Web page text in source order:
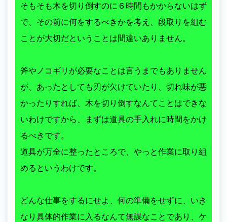
そもそも木を切り倒すのに６時間もかからないはず
で、その前に何をするべきかを考え、段取りを組む
ことが大切だということは間違いありません。
斧やノコギリが必要なことは言うまでもありません
が、あったとしても刃が欠けていたり、切れ味が悪
かったりすれば、木を切り倒すなんてことはできな
いわけですから、まずは道具の手入れに時間をかけ
るべきです。
道具が万全に整ったところで、やっと作業に取り組
めるというわけです。
どんな仕事をするにせよ、何の準備をせずに、いき
なり具体的作業に入るなんて無謀なことであり、ケ